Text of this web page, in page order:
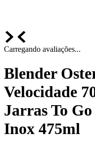
Carregando avaliações...
Blender
Velocidade
Jarras To
Inox 475ml